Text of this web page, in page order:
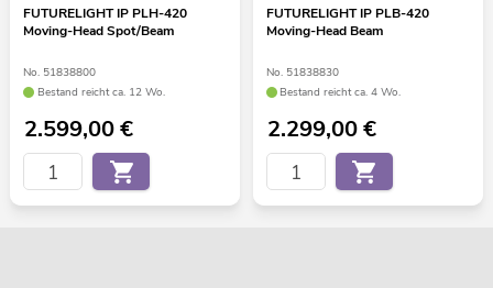
FUTURELIGHT IP PLH-420
Moving-Head Spot/Beam
No. 51838800
Bestand reicht ca. 12 Wo.
2.599,00€
FUTURELIGHT IP PLB-420
Moving-Head Beam
No. 51838830
Bestand reicht ca. 4 Wo.
2.299,00€